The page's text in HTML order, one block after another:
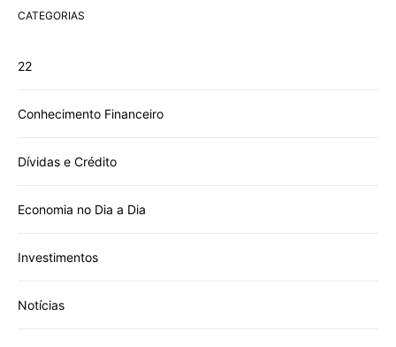
CATEGORIAS
22
Conhecimento Financeiro
Dívidas e Crédito
Economia no Dia a Dia
Investimentos
Notícias